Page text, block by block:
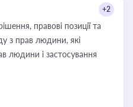
+2
правові позиції та
з прав людини, які
людини і застосування